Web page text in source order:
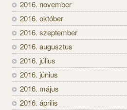
2016. november
2016. október
2016. szeptember
2016. augusztus
2016. július
2016. június
2016. május
2016. április